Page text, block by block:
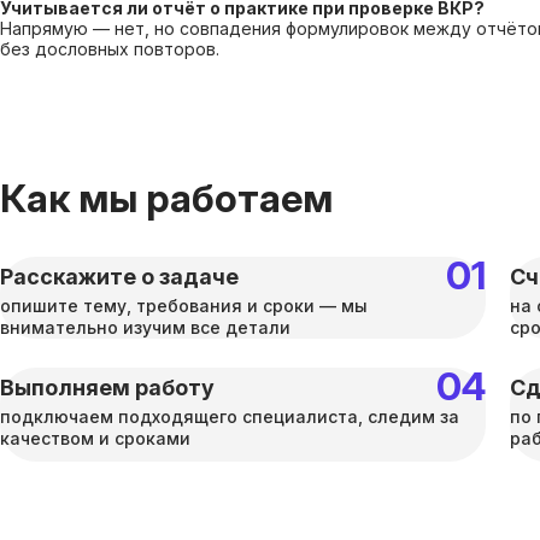
Учитывается ли отчёт о практике при проверке ВКР?
Напрямую — нет, но совпадения формулировок между
без дословных повторов.
Как мы работаем
Расскажите о задаче
опишите тему, требования и сроки — мы
внимательно изучим все детали
на
Выполняем работу
подключаем подходящего специалиста, следим за
качеством и сроками
по